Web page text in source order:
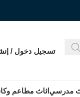
تسجيل دخول /
مدرسي اثاث مطاعم